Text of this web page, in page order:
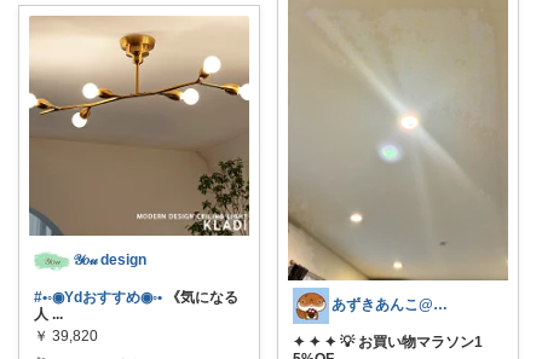
𝒴𝑜𝓊 design
#•◦◉Ydおすすめ◉◦• 《気になる
人 ...
￥ 39,820
あずきあんこ@ぷち美容＆育児＆時短専門
✦ ✦ ✦ 💡 お買い物マラソン1